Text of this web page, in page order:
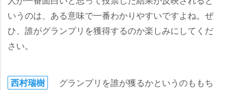
いうのは、ある意味で一番わかりやすいですよね。ぜ
ひ、誰がグランプリを獲得するのか楽しみにしてくだ
さい。
西村瑞樹
グランプリを誰が獲るかというのももち